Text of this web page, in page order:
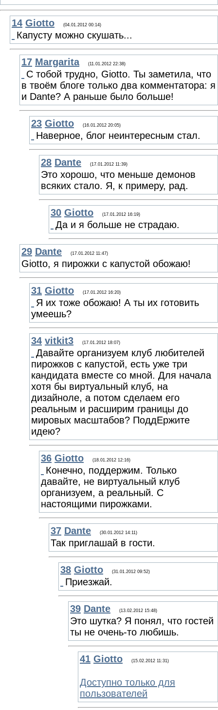
14 Giotto (04.01.2012 00:14)
Капусту можно скушать...
17 Margarita (11.01.2012 22:38)
С тобой трудно, Giotto. Ты заметила, что
в твоём блоге только два комментатора: я
и Dante? А раньше было больше!
23 Giotto (16.01.2012 20:05)
Наверное, блог неинтересным стал.
28 Dante (17.01.2012 11:39)
Это хорошо, что меньше демонов
всяких стало. Я, к примеру, рад.
30 Giotto (17.01.2012 16:19)
Да и я больше не страдаю.
29 Dante (17.01.2012 11:47)
Giotto, я пирожки с капустой обожаю!
31 Giotto (17.01.2012 16:20)
Я их тоже обожаю! А ты их готовить
умеешь?
34 vitkit3 (17.01.2012 18:07)
Давайте организуем клуб любителей
пирожков с капустой, есть уже три
кандидата вместе со мной. Для начала
хотя бы виртуальный клуб, на
дизайноле, а потом сделаем его
реальным и расширим границы до
мировых масштабов? ПоддЕржите
идею?
36 Giotto (18.01.2012 12:16)
Конечно, поддержим. Только
давайте, не виртуальный клуб
организуем, а реальный. С
настоящими пирожками.
37 Dante (30.01.2012 14:11)
Так приглашай в гости.
38 Giotto (31.01.2012 09:52)
Приезжай.
39 Dante (13.02.2012 15:48)
Это шутка? Я понял, что гостей
ты не очень-то любишь.
41 Giotto (15.02.2012 11:31)
Доступно только для
пользователей